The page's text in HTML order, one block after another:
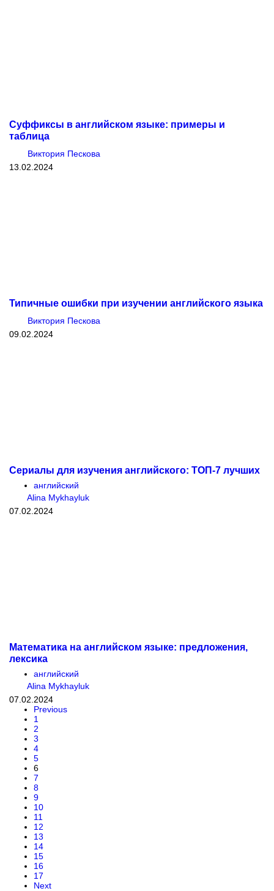
Суффиксы в английском языке: примеры и
таблица
Виктория Пескова
13.02.2024
Типичные ошибки при изучении английского языка
Виктория Пескова
09.02.2024
Сериалы для изучения английского: ТОП-7 лучших
английский
Alina Mykhayluk
07.02.2024
Математика на английском языке: предложения,
лексика
английский
Alina Mykhayluk
07.02.2024
Previous
1
2
3
4
5
6
7
8
9
10
11
12
13
14
15
16
17
Next